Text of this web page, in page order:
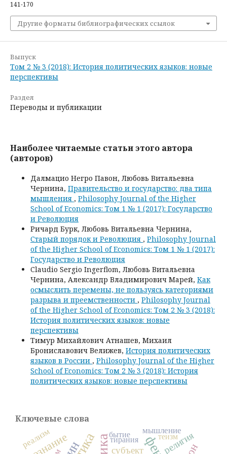
141-170
Другие форматы библиографических ссылок
Выпуск
Том 2 № 3 (2018): История политических языков: новые
перспективы
Раздел
Переводы и публикации
Наиболее читаемые статьи этого автора
(авторов)
Далмацио Негро Павон, Любовь Витальевна
Чернина, Правительство и государство: два типа
мышления , Philosophy Journal of the Higher
School of Economics: Том 1 № 1 (2017): Государство
и Революция
Ричард Бурк, Любовь Витальевна Чернина,
Старый порядок и Революция , Philosophy Journal
of the Higher School of Economics: Том 1 № 1 (2017):
Государство и Революция
Claudio Sergio Ingerflom, Любовь Витальевна
Чернина, Александр Владимирович Марей, Как
осмыслить перемены, не пользуясь категориями
разрыва и преемственности , Philosophy Journal
of the Higher School of Economics: Том 2 № 3 (2018):
История политических языков: новые
перспективы
Тимур Михайлович Атнашев, Михаил
Брониславович Велижев, История политических
языков в России , Philosophy Journal of the Higher
School of Economics: Том 2 № 3 (2018): История
политических языков: новые перспективы
Ключевые слова
сознание субъект религия
мышление
реализм тирания теизм
бытие